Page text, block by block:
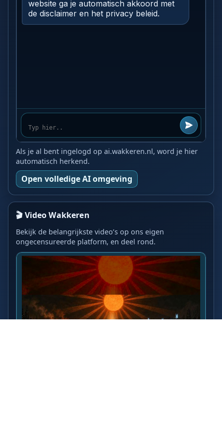
Als je al bent ingelogd op ai.wakkeren.nl, word je hier
automatisch herkend.
Open volledige AI omgeving
🎬 Video Wakkeren
Bekijk de belangrijkste video’s op ons eigen
ongecensureerde platform, en deel rond.